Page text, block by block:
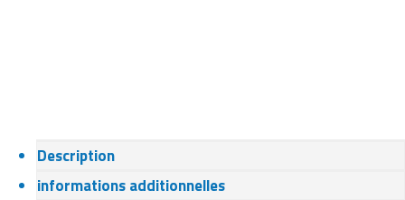
Description
informations additionnelles